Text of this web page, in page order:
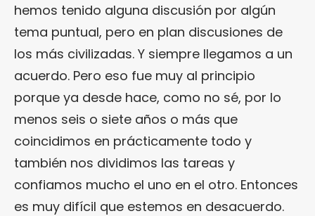
hemos tenido alguna discusión por algún
tema puntual, pero en plan discusiones de
los más civilizadas. Y siempre llegamos a un
acuerdo. Pero eso fue muy al principio
porque ya desde hace, como no sé, por lo
menos seis o siete años o más que
coincidimos en prácticamente todo y
también nos dividimos las tareas y
confiamos mucho el uno en el otro. Entonces
es muy difícil que estemos en desacuerdo.